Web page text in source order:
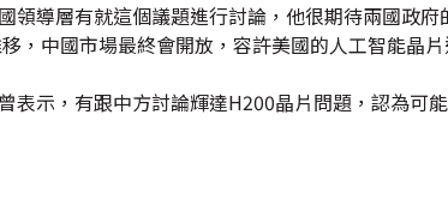
領導層有就這個議題進行討論，他很期待兩國政
，中國市場最終會開放，容許美國的人工智能晶片
表示，有跟中方討論輝達H200晶片問題，認為可